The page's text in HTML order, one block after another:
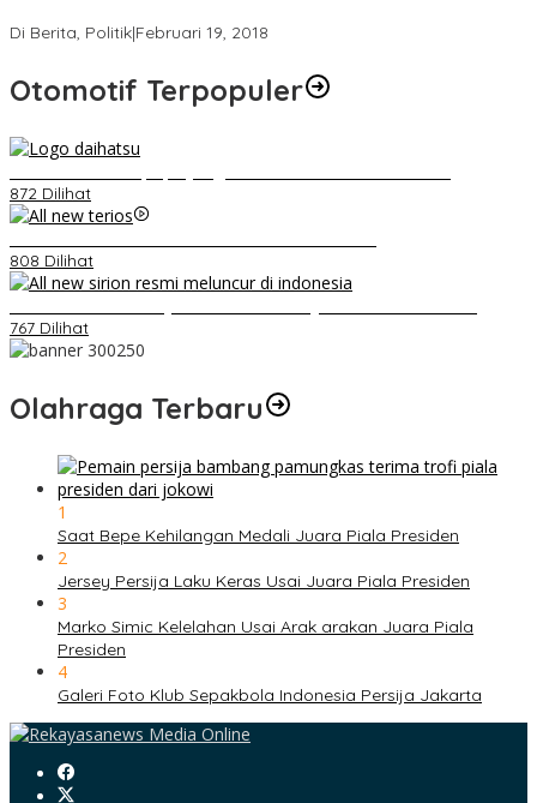
Di Berita, Politik|Februari 19, 2018
Otomotif Terpopuler
872 Dilihat
808 Dilihat
767 Dilihat
Olahraga Terbaru
1
Saat Bepe Kehilangan Medali Juara Piala Presiden
2
Jersey Persija Laku Keras Usai Juara Piala Presiden
3
Marko Simic Kelelahan Usai Arak arakan Juara Piala
Presiden
4
Galeri Foto Klub Sepakbola Indonesia Persija Jakarta